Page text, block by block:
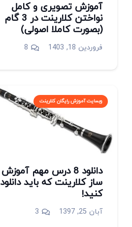
آموزش تصویری و کامل
نواختن کلارینت در 3 گام
(بصورت کاملا اصولی)
فروردین 18, 1403 8دیدگاه
وبسایت آموزش رایگان کلارینت
دانلود 8 درس مهم آموزش
ساز کلارینت که باید دانلود
کنید!
آبان 25, 1397 3دیدگاه